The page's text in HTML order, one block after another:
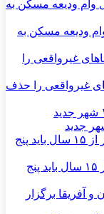
میلیارد ریال وام ودیعه مسکن به
غیرواقعی را حذف
قانون جدید بازنشستگی؛ افراد با سابقه کمتر از ۱۵ سال باید پنج